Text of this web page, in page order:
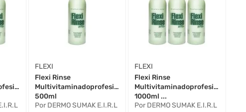
FLEXI
Flexi Rinse
Multivitaminadoprofesional
500ml
Por DERMO SUMAK E.I.R.L
FLEXI
Flexi Rinse
Multivitaminadoprofesional
1000ml ...
Por DERMO SUMAK E.I.R.L